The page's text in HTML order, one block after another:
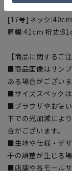
[17号]ネック
肩幅:41cm 裄丈
【商品に関するご注
■商品画像はサン
ある場合がござい
■サイズスペックは
■ブラウザやお使
下での光加減によ
合がございます。
■生地や仕様・デ
干の誤差が生じる
■店舗や各モール